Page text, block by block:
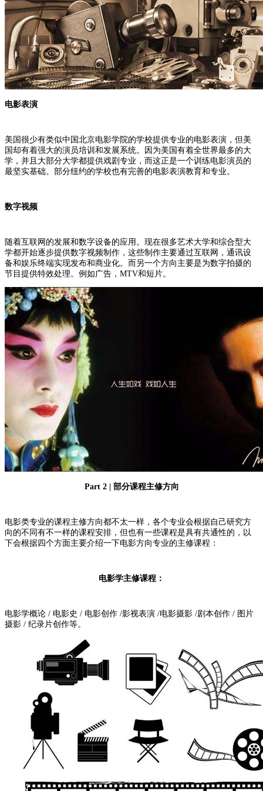
电影表演
美国很少有类似中国北京电影学院的学校提供专业的电影表演，但美
国却有着强大的演员培训和发展系统。因为美国有着全世界最多的大
学，并且大部分大学都提供戏剧专业，而这正是一个训练电影演员的
最坚实基础。部分纽约的学校也有完善的电影表演教育和专业。
数字视频
随着互联网的发展和数字设备的应用。现在很多艺术大学和综合型大
学都开始逐步提供数字视频制作，这些制作主要通过互联网，通讯设
备和娱乐终端实现发布和商业化。而另一个方向主要是为数字拍摄的
节目提供特效处理。例如广告，MTV和短片。
Part 2 | 部分课程主修方向
电影类专业的课程主修方向都不太一样，各个专业会根据自己研究方
向的不同有不一样的课程安排，但也有一些课程是具有共通性的，以
下会根据四个方面主要介绍一下电影方向专业的主修课程：
电影学主修课程：
电影学概论 / 电影史 / 电影创作 /影视表演 /电影摄影 /剧本创作 / 图片
摄影 / 纪录片创作等。